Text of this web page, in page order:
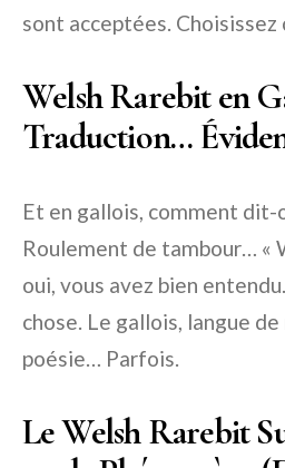
sont acceptées.
Welsh Rarebit en
Traduction…
Et en gallois, comment dit-
Roulement de tambour… «
oui, vous avez bien
chose. Le gallois, langue
poésie… Parfois.
Le Welsh Rarebit